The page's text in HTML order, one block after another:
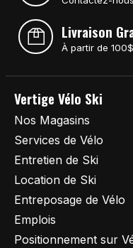
Livraison
À partir de 100$
Vertige Vélo Ski
Nos Magasins
Services de Vélo
Entretien de Ski
Location de Ski
Entreposage de Vélo
Emplois
Positionnement sur